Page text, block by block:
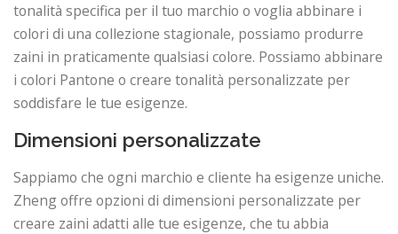
tonalità specifica per il tuo marchio o voglia abbinare i
colori di una collezione stagionale, possiamo produrre
zaini in praticamente qualsiasi colore. Possiamo abbinare
i colori Pantone o creare tonalità personalizzate per
soddisfare le tue esigenze.
Dimensioni personalizzate
Sappiamo che ogni marchio e cliente ha esigenze uniche.
Zheng offre opzioni di dimensioni personalizzate per
creare zaini adatti alle tue esigenze, che tu abbia